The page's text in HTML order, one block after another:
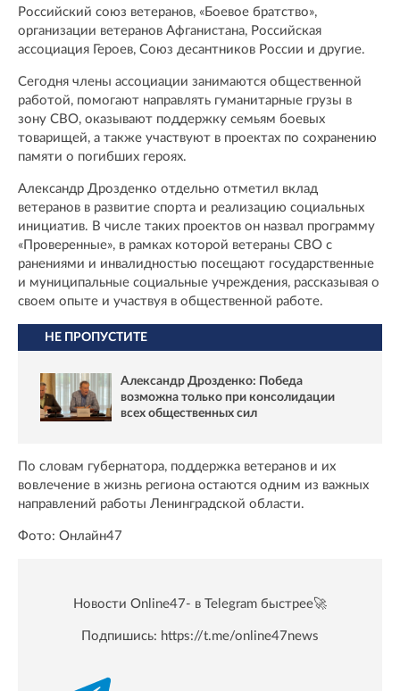
Российский союз ветеранов, «Боевое братство»,
организации ветеранов Афганистана, Российская
ассоциация Героев, Союз десантников России и другие.
Сегодня члены ассоциации занимаются общественной
работой, помогают направлять гуманитарные грузы в
зону СВО, оказывают поддержку семьям боевых
товарищей, а также участвуют в проектах по сохранению
памяти о погибших героях.
Александр Дрозденко отдельно отметил вклад
ветеранов в развитие спорта и реализацию социальных
инициатив. В числе таких проектов он назвал программу
«Проверенные», в рамках которой ветераны СВО с
ранениями и инвалидностью посещают государственные
и муниципальные социальные учреждения, рассказывая о
своем опыте и участвуя в общественной работе.
НЕ ПРОПУСТИТЕ
Александр Дрозденко: Победа
возможна только при консолидации
всех общественных сил
По словам губернатора, поддержка ветеранов и их
вовлечение в жизнь региона остаются одним из важных
направлений работы Ленинградской области.
Фото: Онлайн47
Новости Online47- в Telegram быстрее🚀
Подпишись: https://t.me/online47news